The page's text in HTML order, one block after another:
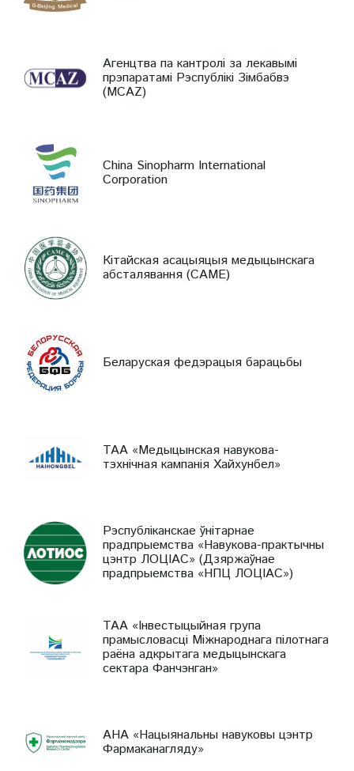
Агенцтва па кантролі за лекавымі
прэпаратамі Рэспублікі Зімбабвэ
(MCAZ)
China Sinopharm International
Corporation
Кітайская асацыяцыя медыцынскага
абсталявання (CAME)
Беларуская федэрацыя барацьбы
ТАА «Медыцынская навукова-
тэхнічная кампанія Хайхунбел»
Рэспубліканскае ўнітарнае
прадпрыемства «Навукова-практычны
цэнтр ЛОЦІАС» (Дзяржаўнае
прадпрыемства «НПЦ ЛОЦІАС»)
ТАА «Інвестыцыйная група
прамысловасці Міжнароднага пілотнага
раёна адкрытага медыцынскага
сектара Фанчэнган»
АНА «Нацыянальны навуковы цэнтр
Фармаканагляду»